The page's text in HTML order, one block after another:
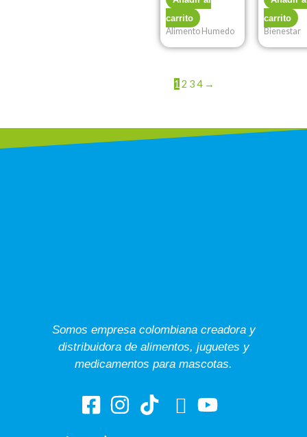
carrito
Alimento Humedo
carrito
Bienestar
1 2 34 →
Somos empresa colombiana creadora y
distribuidora de alimentos, juguetes y
medicamentos para mascotas.